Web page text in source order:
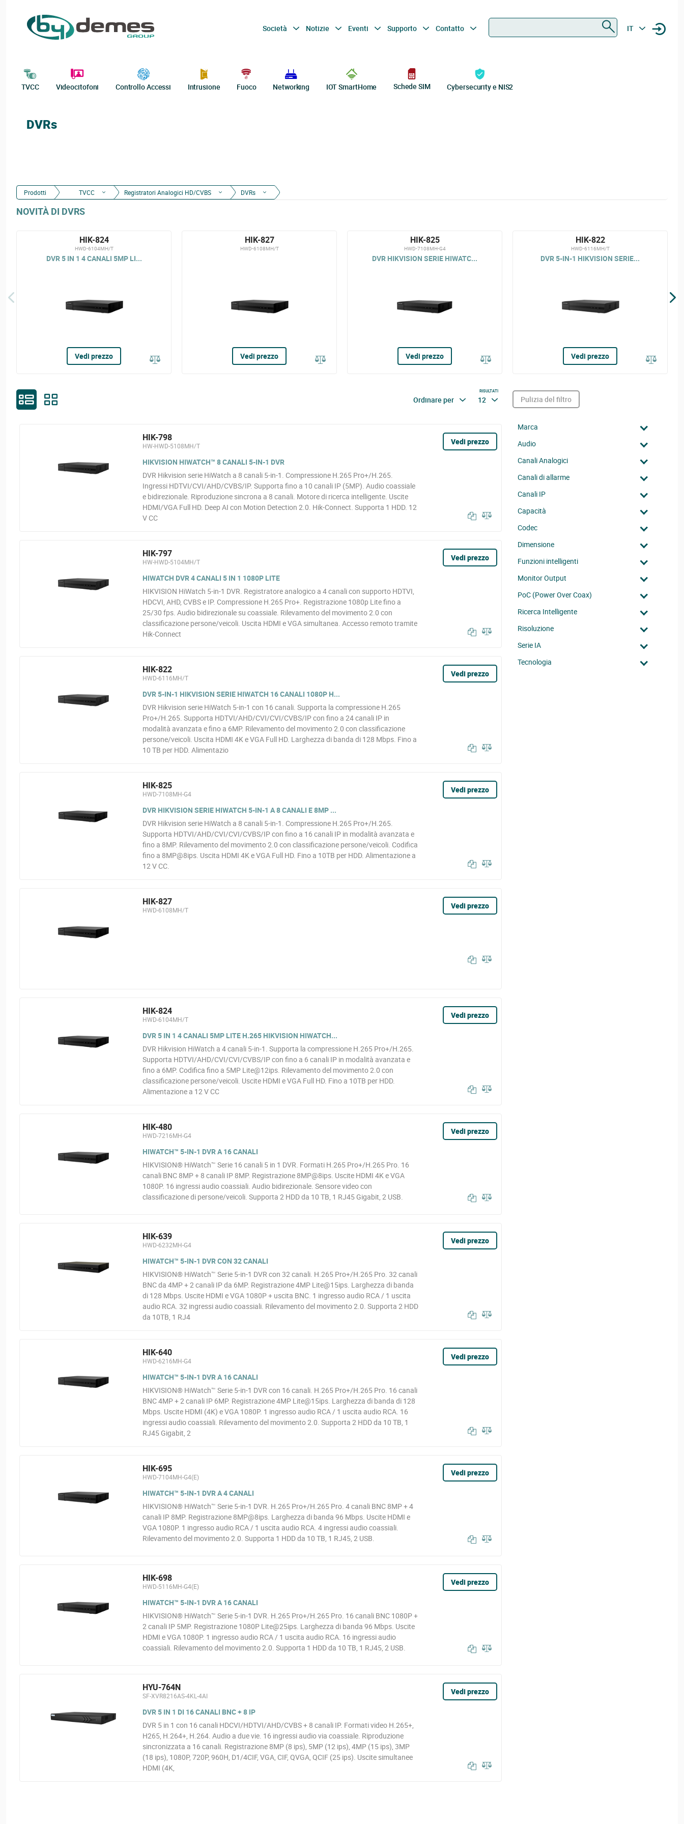
Società Notizie Eventi Supporto Contatto IT
TVCC Videocitofoni Controllo Accessi Intrusione Fuoco Networking IOT SmartHome Schede SIM Cybersecurity e NIS2
DVRs
Prodotti TVCC Registratori Analogici HD/CVBS DVRs
NOVITÀ DI DVRS
HIK-824
HWD-6104MH/T
DVR 5 IN 1 4 CANALI 5MP LI...
Vedi prezzo
HIK-827
HWD-6108MH/T
Vedi prezzo
HIK-825
HWD-7108MH-G4
DVR HIKVISION SERIE HIWATC...
Vedi prezzo
HIK-822
HWD-6116MH/T
DVR 5-IN-1 HIKVISION SERIE...
Vedi prezzo
Ordinare per
RISULTATI
12
HIK-798
HW-HWD-5108MH/T
HIKVISION HIWATCH™ 8 CANALI 5-IN-1 DVR
DVR Hikvision serie HiWatch a 8 canali 5-in-1. Compressione H.265 Pro+/H.265.
Ingressi HDTVI/CVI/AHD/CVBS/IP. Supporta fino a 10 canali IP (5MP). Audio coassiale
e bidirezionale. Riproduzione sincrona a 8 canali. Motore di ricerca intelligente. Uscite
HDMI/VGA Full HD. Deep AI con Motion Detection 2.0. Hik-Connect. Supporta 1 HDD. 12
V CC
Vedi prezzo
HIK-797
HW-HWD-5104MH/T
HIWATCH DVR 4 CANALI 5 IN 1 1080P LITE
HIKVISION HiWatch 5-in-1 DVR. Registratore analogico a 4 canali con supporto HDTVI,
HDCVI, AHD, CVBS e IP. Compressione H.265 Pro+. Registrazione 1080p Lite fino a
25/30 fps. Audio bidirezionale su coassiale. Rilevamento del movimento 2.0 con
classificazione persone/veicoli. Uscita HDMI e VGA simultanea. Accesso remoto tramite
Hik-Connect
Vedi prezzo
HIK-822
HWD-6116MH/T
DVR 5-IN-1 HIKVISION SERIE HIWATCH 16 CANALI 1080P H...
DVR Hikvision serie HiWatch 5-in-1 con 16 canali. Supporta la compressione H.265
Pro+/H.265. Supporta HDTVI/AHD/CVI/CVI/CVBS/IP con fino a 24 canali IP in
modalità avanzata e fino a 6MP. Rilevamento del movimento 2.0 con classificazione
persone/veicoli. Uscita HDMI 4K e VGA Full HD. Larghezza di banda di 128 Mbps. Fino a
10 TB per HDD. Alimentazio
Vedi prezzo
HIK-825
HWD-7108MH-G4
DVR HIKVISION SERIE HIWATCH 5-IN-1 A 8 CANALI E 8MP ...
DVR Hikvision serie HiWatch a 8 canali 5-in-1. Compressione H.265 Pro+/H.265.
Supporta HDTVI/AHD/CVI/CVI/CVBS/IP con fino a 16 canali IP in modalità avanzata e
fino a 8MP. Rilevamento del movimento 2.0 con classificazione persone/veicoli. Codifica
fino a 8MP@8ips. Uscita HDMI 4K e VGA Full HD. Fino a 10TB per HDD. Alimentazione a
12 V CC.
Vedi prezzo
HIK-827
HWD-6108MH/T Vedi prezzo
HIK-824
HWD-6104MH/T
DVR 5 IN 1 4 CANALI 5MP LITE H.265 HIKVISION HIWATCH...
DVR Hikvision HiWatch a 4 canali 5-in-1. Supporta la compressione H.265 Pro+/H.265.
Supporta HDTVI/AHD/CVI/CVI/CVBS/IP con fino a 6 canali IP in modalità avanzata e
fino a 6MP. Codifica fino a 5MP Lite@12ips. Rilevamento del movimento 2.0 con
classificazione persone/veicoli. Uscite HDMI e VGA Full HD. Fino a 10TB per HDD.
Alimentazione a 12 V CC
Vedi prezzo
HIK-480
HWD-7216MH-G4
HIWATCH™ 5-IN-1 DVR A 16 CANALI
HIKVISION® HiWatch™ Serie 16 canali 5 in 1 DVR. Formati H.265 Pro+/H.265 Pro. 16
canali BNC 8MP + 8 canali IP 8MP. Registrazione 8MP@8ips. Uscite HDMI 4K e VGA
1080P. 16 ingressi audio coassiali. Audio bidirezionale. Sensore video con
classificazione di persone/veicoli. Supporta 2 HDD da 10 TB, 1 RJ45 Gigabit, 2 USB.
Vedi prezzo
HIK-639
HWD-6232MH-G4
HIWATCH™ 5-IN-1 DVR CON 32 CANALI
HIKVISION® HiWatch™ Serie 5-in-1 DVR con 32 canali. H.265 Pro+/H.265 Pro. 32 canali
BNC da 4MP + 2 canali IP da 6MP. Registrazione 4MP Lite@15ips. Larghezza di banda
di 128 Mbps. Uscite HDMI e VGA 1080P + uscita BNC. 1 ingresso audio RCA / 1 uscita
audio RCA. 32 ingressi audio coassiali. Rilevamento del movimento 2.0. Supporta 2 HDD
da 10TB, 1 RJ4
Vedi prezzo
HIK-640
HWD-6216MH-G4
HIWATCH™ 5-IN-1 DVR A 16 CANALI
HIKVISION® HiWatch™ Serie 5-in-1 DVR con 16 canali. H.265 Pro+/H.265 Pro. 16 canali
BNC 4MP + 2 canali IP 6MP. Registrazione 4MP Lite@15ips. Larghezza di banda di 128
Mbps. Uscite HDMI (4K) e VGA 1080P. 1 ingresso audio RCA / 1 uscita audio RCA. 16
ingressi audio coassiali. Rilevamento del movimento 2.0. Supporta 2 HDD da 10 TB, 1
RJ45 Gigabit, 2
Vedi prezzo
HIK-695
HWD-7104MH-G4(E)
HIWATCH™ 5-IN-1 DVR A 4 CANALI
HIKVISION® HiWatch™ Serie 5-in-1 DVR. H.265 Pro+/H.265 Pro. 4 canali BNC 8MP + 4
canali IP 8MP. Registrazione 8MP@8ips. Larghezza di banda 96 Mbps. Uscite HDMI e
VGA 1080P. 1 ingresso audio RCA / 1 uscita audio RCA. 4 ingressi audio coassiali.
Rilevamento del movimento 2.0. Supporta 1 HDD da 10 TB, 1 RJ45, 2 USB.
Vedi prezzo
HIK-698
HWD-5116MH-G4(E)
HIWATCH™ 5-IN-1 DVR A 16 CANALI
HIKVISION® HiWatch™ Serie 5-in-1 DVR. H.265 Pro+/H.265 Pro. 16 canali BNC 1080P +
2 canali IP 5MP. Registrazione 1080P Lite@25ips. Larghezza di banda 96 Mbps. Uscite
HDMI e VGA 1080P. 1 ingresso audio RCA / 1 uscita audio RCA. 16 ingressi audio
coassiali. Rilevamento del movimento 2.0. Supporta 1 HDD da 10 TB, 1 RJ45, 2 USB.
Vedi prezzo
HYU-764N
SF-XVR8216AS-4KL-4AI
DVR 5 IN 1 DI 16 CANALI BNC + 8 IP
DVR 5 in 1 con 16 canali HDCVI/HDTVI/AHD/CVBS + 8 canali IP. Formati video H.265+,
H265, H.264+, H.264. Audio a due vie. 16 ingressi audio via coassiale. Riproduzione
sincronizzata a 16 canali. Registrazione 8MP (8 ips), 5MP (12 ips), 4MP (15 ips), 3MP
(18 ips), 1080P, 720P, 960H, D1/4CIF, VGA, CIF, QVGA, QCIF (25 ips). Uscite simultanee
HDMI (4K,
Vedi prezzo
Pulizia del filtro
Marca
Audio
Canali Analogici
Canali di allarme
Canali IP
Capacità
Codec
Dimensione
Funzioni intelligenti
Monitor Output
PoC (Power Over Coax)
Ricerca Intelligente
Risoluzione
Serie IA
Tecnologia